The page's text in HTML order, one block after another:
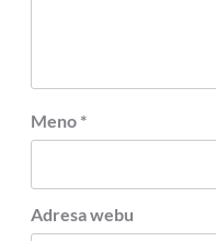
Meno *
Adresa webu